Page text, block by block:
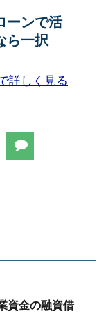
ーンで活
ら一択
詳しく見る
資金の融資借